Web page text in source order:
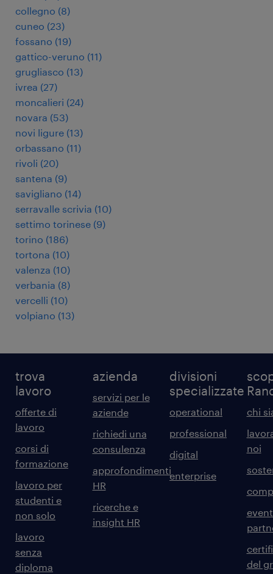
collegno (8)
cuneo (23)
fossano (19)
gattico-veruno (11)
grugliasco (13)
ivrea (27)
moncalieri (24)
novara (53)
novi ligure (13)
orbassano (11)
rivoli (20)
santena (9)
savigliano (14)
serravalle scrivia (10)
settimo torinese (9)
torino (186)
tortona (10)
valenza (10)
verbania (8)
vercelli (10)
volpiano (13)
trova
lavoro
offerte di
lavoro
corsi di
formazione
lavoro per
studenti e
non solo
lavoro
senza
diploma
azienda
servizi per le
aziende
richiedi una
consulenza
approfondimenti
HR
ricerche e
insight HR
divisioni
specializzate
operational
professional
digital
enterprise
chi
noi
del